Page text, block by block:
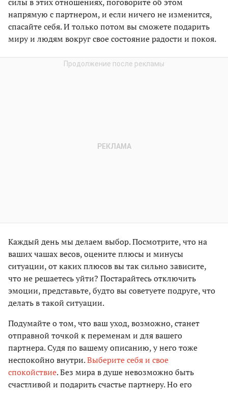
напрямую с партнером, и если ничего не изменится,
спасайте себя. И только потом вы сможете подарить
миру и людям вокруг свое состояние радости и покоя.
Каждый день мы делаем выбор. Посмотрите, что на
ваших чашах весов, оцените плюсы и минусы
ситуации, от каких плюсов вы так сильно зависите,
что не решаетесь уйти? Постарайтесь отключить
эмоции, представьте, будто вы советуете подруге, что
делать в такой ситуации.
Подумайте о том, что ваш уход, возможно, станет
отправной точкой к переменам и для вашего
партнера. Судя по вашему описанию, у него тоже
неспокойно внутри.Выберите себя и свое
спокойствие. Без мира в душе невозможно быть
счастливой и подарить счастье партнеру. Но его